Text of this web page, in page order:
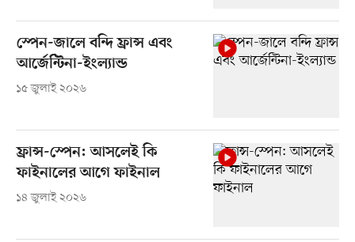
স্পেন-জালে বন্দি ফ্রান্স এবং
আর্জেন্টিনা-ইংল্যান্ড
১৫ জুলাই ২০২৬
ফ্রান্স-স্পেন: আসলেই কি
ফাইনালের আগে ফাইনাল
১৪ জুলাই ২০২৬